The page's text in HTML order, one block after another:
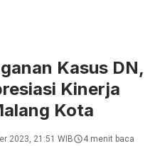
Kasus DN,
Kinerja
Kota
2023, 21:51 WIB
4 menit baca